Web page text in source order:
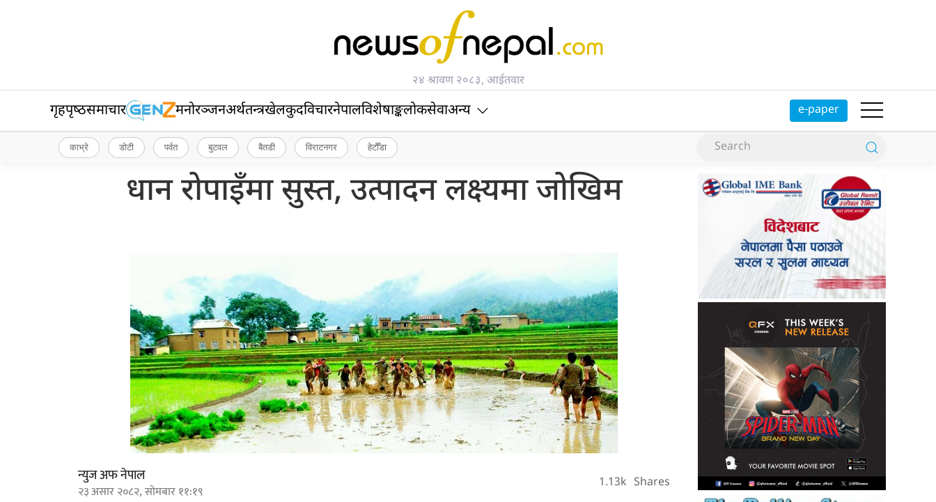
२४ श्रावण २०८३, आईतवार
गृहपृष्‍ठसमाचार मनोरञ्जनअर्थतन्त्रखेलकुदविचारनेपालविशेषाङ्कलोकसेवाअन्य e-paper
काभ्रे डोटी पर्वत बुटवल बैतडी विराटनगर हेटौँडा
धान रोपाइँमा सुस्त, उत्पादन लक्ष्यमा जोखिम
न्युज अफ नेपाल
२३ असार २०८२, सोमबार ११:१९ 1.13k Shares